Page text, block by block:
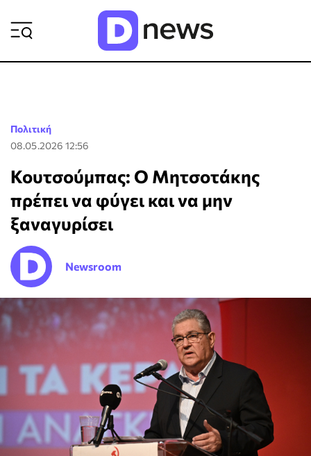
Πολιτική
08.05.2026 12:56
Κουτσούμπας: Ο Μητσοτάκης
πρέπει να φύγει και να μην
ξαναγυρίσει
Newsroom